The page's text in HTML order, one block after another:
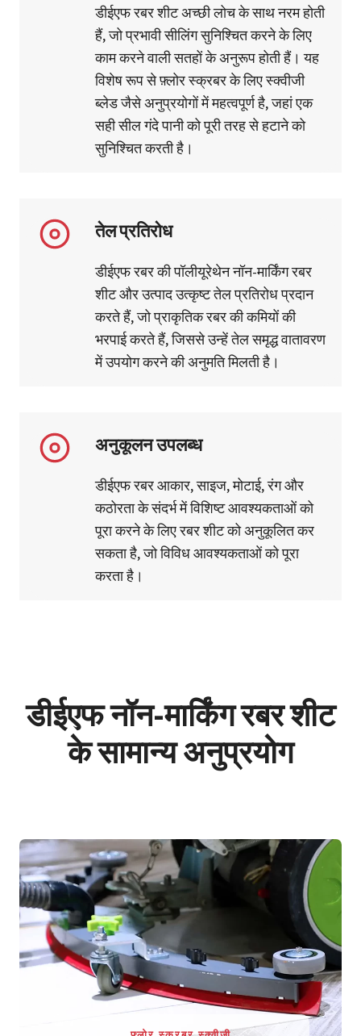
डीईएफ रबर शीट अच्छी लोच के साथ नरम होती
हैं, जो प्रभावी सीलिंग सुनिश्चित करने के लिए
काम करने वाली सतहों के अनुरूप होती हैं। यह
विशेष रूप से फ़्लोर स्क्रबर के लिए स्क्वीजी
ब्लेड जैसे अनुप्रयोगों में महत्वपूर्ण है, जहां एक
सही सील गंदे पानी को पूरी तरह से हटाने को
सुनिश्चित करती है।
तेल प्रतिरोध
डीईएफ रबर की पॉलीयूरेथेन नॉन-मार्किंग रबर
शीट और उत्पाद उत्कृष्ट तेल प्रतिरोध प्रदान
करते हैं, जो प्राकृतिक रबर की कमियों की
भरपाई करते हैं, जिससे उन्हें तेल समृद्ध वातावरण
में उपयोग करने की अनुमति मिलती है।
अनुकूलन उपलब्ध
डीईएफ रबर आकार, साइज, मोटाई, रंग और
कठोरता के संदर्भ में विशिष्ट आवश्यकताओं को
पूरा करने के लिए रबर शीट को अनुकूलित कर
सकता है, जो विविध आवश्यकताओं को पूरा
करता है।
डीईएफ नॉन-मार्किंग रबर शीट
के सामान्य अनुप्रयोग